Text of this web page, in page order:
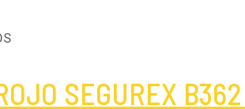
SEGUREX